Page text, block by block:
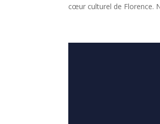
cœur culturel de Florence.